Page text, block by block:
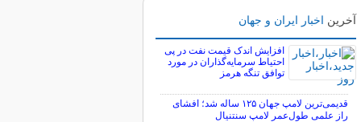
آخرین اخبار ایران و جهان
افزایش اندک قیمت نفت در پی
احتیاط سرمایه‌گذاران در مورد
توافق تنگه هرمز
قدیمی‌ترین لامپ جهان ۱۲۵ ساله شد؛ افشای
راز علمی طول‌عمر لامپ سنتنیال